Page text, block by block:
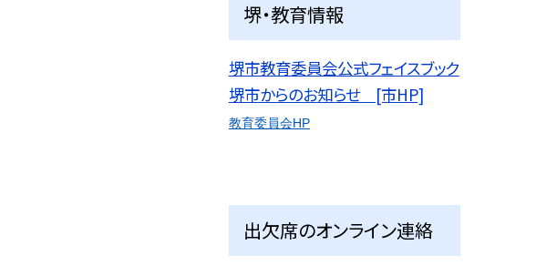
堺・教育情報
堺市教育委員会公式フェイスブック
堺市からのお知らせ [市HP]
教育委員会HP
出欠席のオンライン連絡